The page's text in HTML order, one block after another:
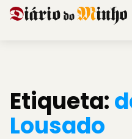
Etiqueta:
Lousado